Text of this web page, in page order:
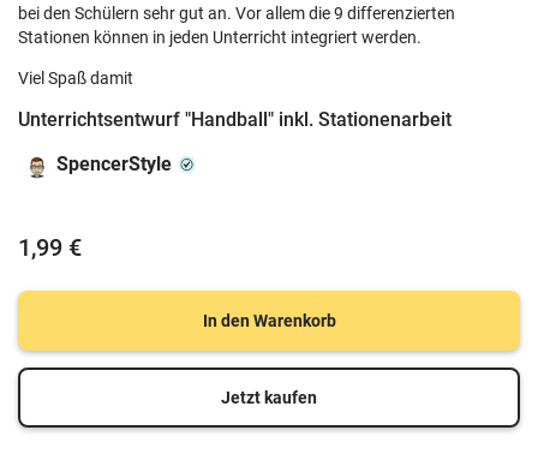
bei den Schülern sehr gut an. Vor allem die 9 differenzierten
Stationen können in jeden Unterricht integriert werden.
Viel Spaß damit
Unterrichtsentwurf "Handball" inkl. Stationenarbeit
SpencerStyle
1,99 €
In den Warenkorb
Jetzt kaufen